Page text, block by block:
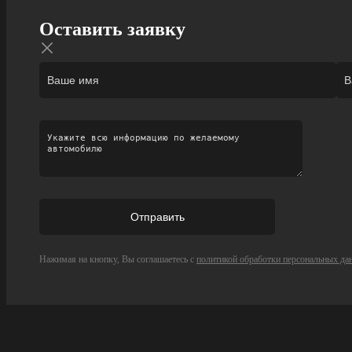
Оставить заявку
Нажимая на кнопку, Вы соглашаетесь с политикой обработки персональных